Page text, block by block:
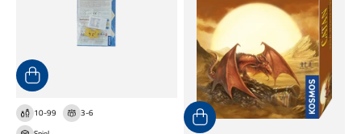
10-99
3-6